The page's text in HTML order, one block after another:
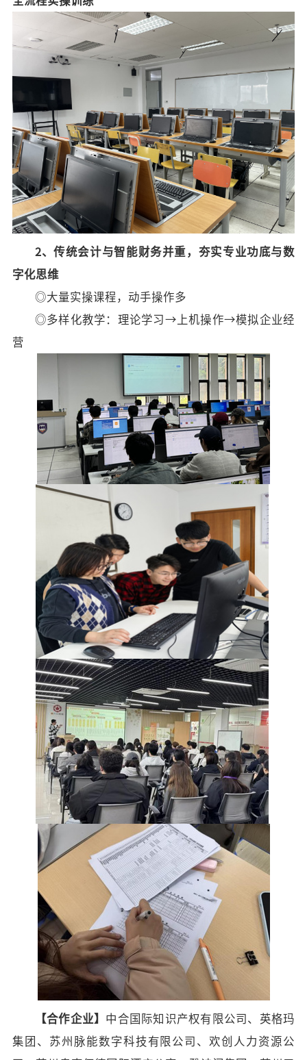
2、传统会计与智能财务并重，夯实专业功底与数
字化思维
◎大量实操课程，动手操作多
◎多样化教学： 理论学习→ 上机操作→模拟企业经
营
【合作企业】 中合国际知识产权有限公司、英格玛
集团、苏州脉能数字科技有限公司、欢创人力资源公